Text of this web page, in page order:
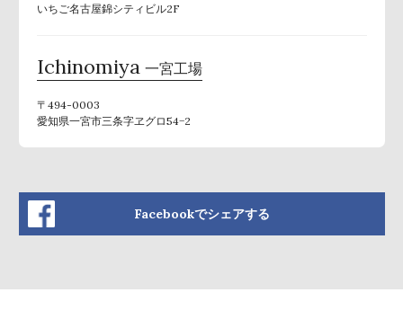
いちご名古屋錦シティビル2F
Ichinomiya 一宮工場
〒494-0003
愛知県一宮市三条字ヱグロ54−2
Facebookでシェアする